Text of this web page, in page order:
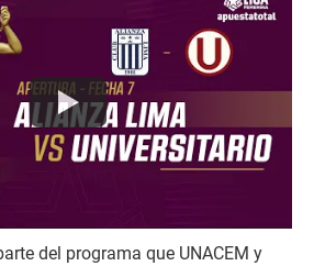
del programa que UNACEM y